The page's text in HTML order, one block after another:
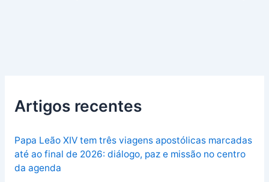
Artigos recentes
Papa Leão XIV tem três viagens apostólicas marcadas
até ao final de 2026: diálogo, paz e missão no centro
da agenda